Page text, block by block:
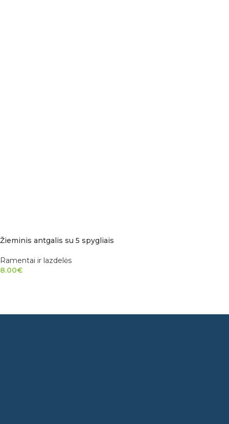
Žieminis antgalis su 5 spygliais
Ramentai ir lazdelės
8.00€